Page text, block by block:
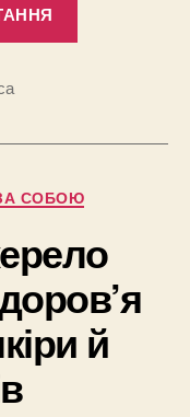
шампуня
площадки
СОБОЮ
й